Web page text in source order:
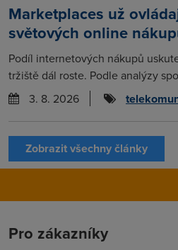
Marketplaces už
světových online
Podíl internetových nákupů
tržiště dál roste. Podle analýzy
3. 8. 2026
Zobrazit všechny články
Pro zákazníky